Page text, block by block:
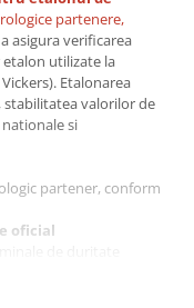
partenere,
asigura verificarea
utilizate la
Etalonarea
, stabilitatea valorilor de
si
partener, conform
oficial